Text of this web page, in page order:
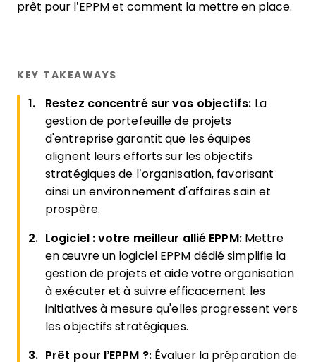
prêt pour l’EPPM et comment la mettre en place.
KEY TAKEAWAYS
Restez concentré sur vos objectifs: La
gestion de portefeuille de projets
d'entreprise garantit que les équipes
alignent leurs efforts sur les objectifs
stratégiques de l’organisation, favorisant
ainsi un environnement d'affaires sain et
prospère.
Logiciel : votre meilleur allié EPPM: Mettre
en œuvre un logiciel EPPM dédié simplifie la
gestion de projets et aide votre organisation
à exécuter et à suivre efficacement les
initiatives à mesure qu'elles progressent vers
les objectifs stratégiques.
Prêt pour l’EPPM ?: Évaluer la préparation de